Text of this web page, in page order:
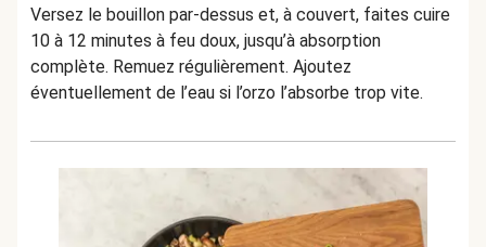
Versez le bouillon par-dessus et, à couvert, faites cuire
10 à 12 minutes à feu doux, jusqu’à absorption
complète. Remuez régulièrement. Ajoutez
éventuellement de l’eau si l’orzo l’absorbe trop vite.